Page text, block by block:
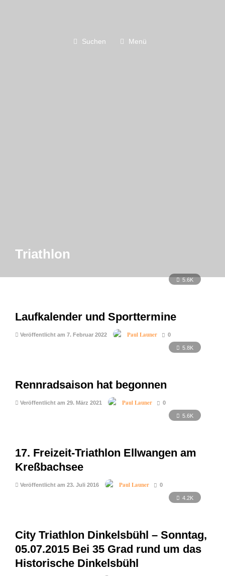
Suchen Menü
Triathlon
5.6K
Laufkalender und Sporttermine
Veröffentlicht am 7. Februar 2022 Paul Launer 0
5.8K
Rennradsaison hat begonnen
Veröffentlicht am 29. März 2021 Paul Launer 0
5.6K
17. Freizeit-Triathlon Ellwangen am
Kreßbachsee
Veröffentlicht am 23. Juli 2016 Paul Launer 0
4.2K
City Triathlon Dinkelsbühl – Sonntag,
05.07.2015 Bei 35 Grad rund um das
Historische Dinkelsbühl